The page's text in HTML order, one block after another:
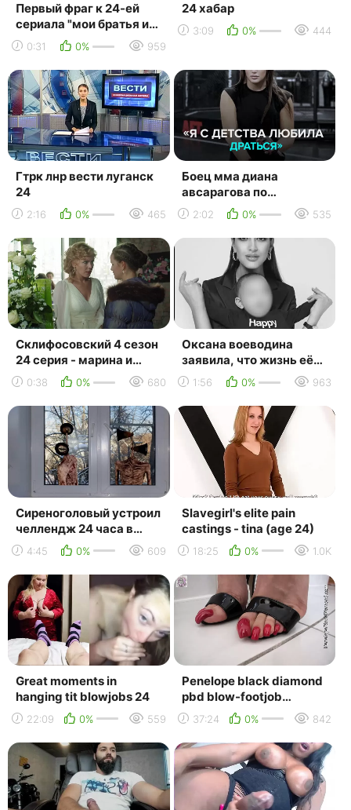
Первый фраг к 24-eй
сериала "мои братья и
сёстры" с русскими
субтитрами
0:31 0% 959
24 хабар
3:09 0% 444
Гтрк лнр вести луганск
24
2:16 0% 465
Боец мма диана
авсарагова по
прозвищу «пантера» —
москва 24
2:02 0% 535
Склифосовский 4 сезон
24 серия - марина и
таня
0:38 0% 680
Оксана воеводина
заявила, что жизнь её
сына находится в
опасности — москва 24
1:56 0% 963
Сиреноголовый устроил
челлендж 24 часа в
закрытой комнате
4:45 0% 609
Slavegirl's elite pain
castings - tina (age 24)
18:25 0% 1.0K
Great moments in
hanging tit blowjobs 24
22:09 0% 559
Penelope black diamond
pbd blow-footjob
24.3.2013 hd
37:24 0% 842